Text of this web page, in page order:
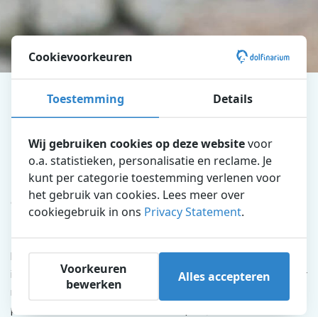
Overleg wordt publiciteitsstunt
Geplaatst op 1 juni 2016
Op 3 januari 2016 is er contact geweest tussen Janet Mulder
en burgemeester Van Schaik van Harderwijk. Doel was om
een afspraak te maken tussen de dierenactivisten en het
Dolfinarium. Insteek van de afspraak was een open en
inhoudelijke discussie over elkaars standpunten. Expliciet is er
met de burgemeester duidelijk afgesproken dat het geen
publiciteitsoffensief van een van de partijen zou worden.
Cookievoorkeuren
Toestemming Details
Wij gebruiken cookies op deze websitevoor
o.a. statistieken, personalisatie en reclame. Je
kunt per categorie toestemming verlenen voor
het gebruik van cookies. Lees meer over
cookiegebruik in ons Privacy Statement.
Voorkeuren
bewerken
Alles accepteren